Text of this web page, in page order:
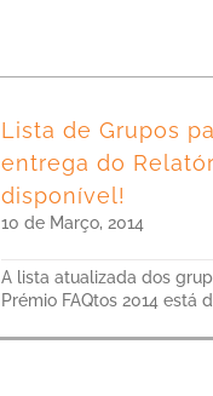
Lista de Grupos
entrega do
disponível!
10 de Março, 2014
A lista atualizada dos
Prémio FAQtos 2014 está